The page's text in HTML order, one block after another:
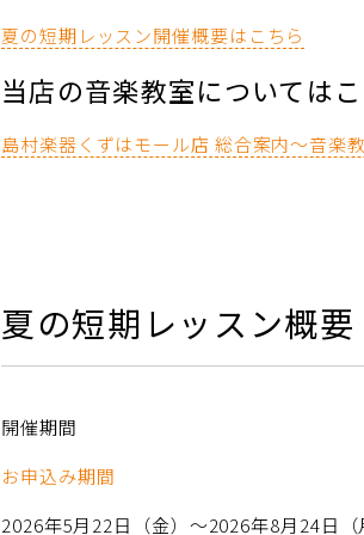
夏の短期レッスン開催概要はこちら
当店の音楽教室については
島村楽器くずはモール店 総合案内～音楽
夏の短期レッスン概要
開催期間
お申込み期間
2026年5月22日（金）～2026年8月24日（